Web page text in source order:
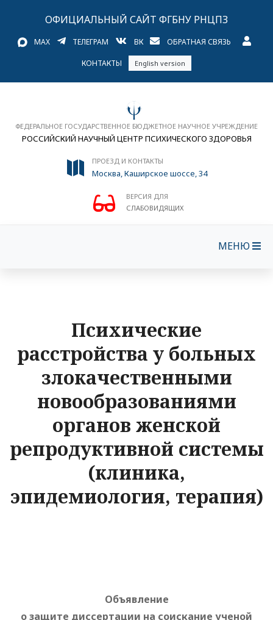
ОФИЦИАЛЬНЫЙ САЙТ ФГБНУ РНЦПЗ
MAX ТЕЛЕГРАМ ВК ОБРАТНАЯ СВЯЗЬ
КОНТАКТЫ English version
ФЕДЕРАЛЬНОЕ ГОСУДАРСТВЕННОЕ БЮДЖЕТНОЕ НАУЧНОЕ УЧРЕЖДЕНИЕ
РОССИЙСКИЙ НАУЧНЫЙ ЦЕНТР ПСИХИЧЕСКОГО ЗДОРОВЬЯ
ПРОЕЗД И КОНТАКТЫ
Москва, Каширское шоссе, 34
ВЕРСИЯ ДЛЯ
СЛАБОВИДЯЩИХ
МЕНЮ
Психические
расстройства у больных
злокачественными
новообразованиями
органов женской
репродуктивной системы
(клиника,
эпидемиология, терапия)
Объявление
о защите диссертации на соискание ученой